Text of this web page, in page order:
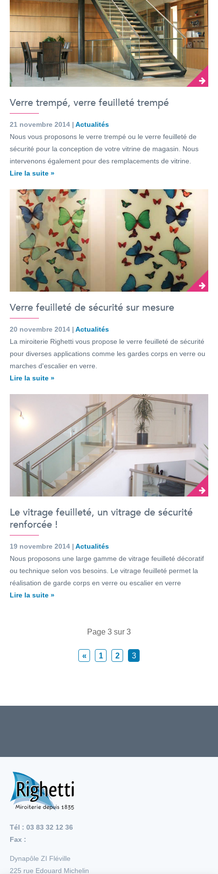
Verre trempé, verre feuilleté trempé
21 novembre 2014 | Actualités
Nous vous proposons le verre trempé ou le verre feuilleté de
sécurité pour la conception de votre vitrine de magasin. Nous
intervenons également pour des remplacements de vitrine.
Lire la suite »
Verre feuilleté de sécurité sur mesure
20 novembre 2014 | Actualités
La miroiterie Righetti vous propose le verre feuilleté de sécurité
pour diverses applications comme les gardes corps en verre ou
marches d'escalier en verre.
Lire la suite »
Le vitrage feuilleté, un vitrage de sécurité
renforcée !
19 novembre 2014 | Actualités
Nous proposons une large gamme de vitrage feuilleté décoratif
ou technique selon vos besoins. Le vitrage feuilleté permet la
réalisation de garde corps en verre ou escalier en verre
Lire la suite »
Page 3 sur 3
« 1 2 3
Tél : 03 83 32 12 36
Fax :
Dynapôle ZI Fléville
225 rue Edouard Michelin